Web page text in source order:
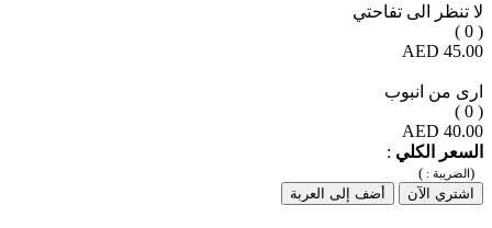
لا تنظر الى تفاحتي
( 0 )
45.00 AED
ارى من انبوب
( 0 )
40.00 AED
السعر الكلي :
(الضريبة : )
اشتري الآن
أضف إلى العربة